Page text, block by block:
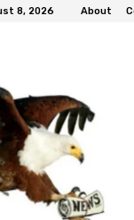
8, 2026 About